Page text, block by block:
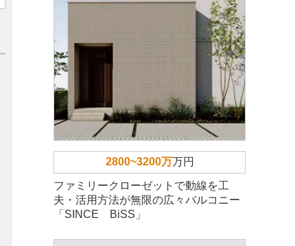
2800~3200万万円
ファミリークローゼットで動線を工
夫・活用方法が無限の広々バルコニー
「SINCE BiSS」